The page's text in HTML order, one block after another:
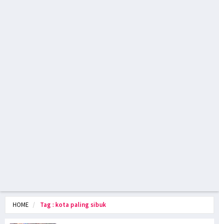
HOME Tag : kota paling sibuk